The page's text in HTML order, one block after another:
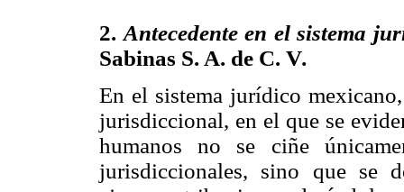
2. Antecedente en el sistema
Sabinas S. A. de C. V.
En el sistema jurídico
jurisdiccional, en el que se
humanos no se ciñe
jurisdiccionales, sino que se